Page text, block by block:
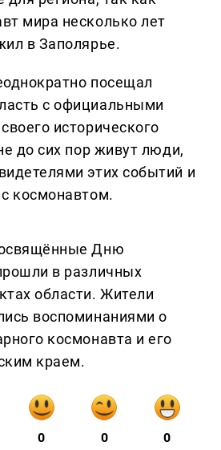
мира несколько лет
в Заполярье.
посещал
с официальными
исторического
до сих пор живут люди,
этих событий и
космонавтом.
Дню
в различных
области. Жители
воспоминаниями о
космонавта и его
краем.
0 0 0